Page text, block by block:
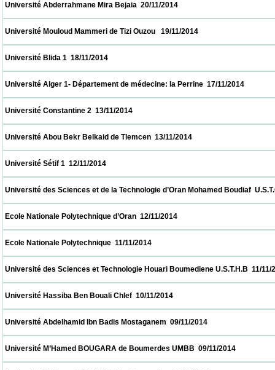
Université Abderrahmane Mira Bejaia  20/11/2014
Université Mouloud Mammeri de Tizi Ouzou   19/11/2014
Université Blida 1  18/11/2014
Université Alger 1- Département de médecine: la Perrine  17/
Université Constantine 2  13/11/2014
Université Abou Bekr Belkaid de Tlemcen  13/11/2014
Université Sétif 1  12/11/2014
Université des Sciences et de la Technologie d’Oran Mohamed
Ecole Nationale Polytechnique d’Oran  12/11/2014
Ecole Nationale Polytechnique  11/11/2014
Université des Sciences et Technologie Houari Boumediene
Université Hassiba Ben Bouali Chlef  10/11/2014
Université Abdelhamid Ibn Badis Mostaganem  09/11/2014
Université M’Hamed BOUGARA de Boumerdes UMBB  09/11/